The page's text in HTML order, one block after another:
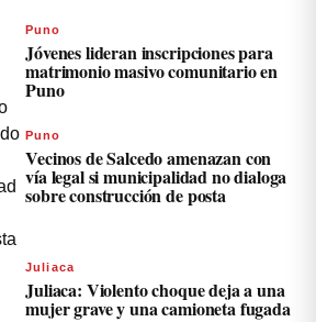
Puno
Jóvenes lideran inscripciones para
matrimonio masivo comunitario en
Puno
Puno
Vecinos de Salcedo amenazan con
vía legal si municipalidad no dialoga
sobre construcción de posta
Juliaca
Juliaca: Violento choque deja a una
mujer grave y una camioneta fugada